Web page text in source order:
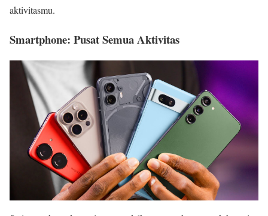
aktivitasmu.
Smartphone: Pusat Semua Aktivitas